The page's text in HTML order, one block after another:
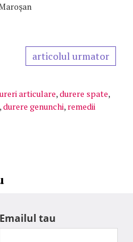
articolul urmator
articulare,durere spate,
,durere genunchi, remedii
Emailul tau